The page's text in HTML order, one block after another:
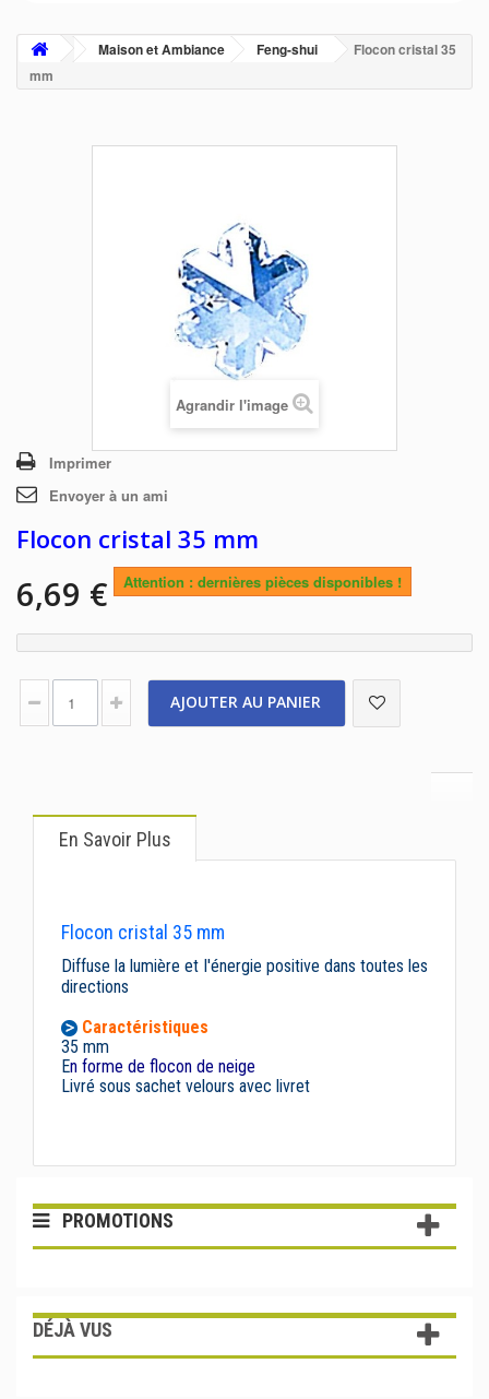
Maison et Ambiance Feng-shui
Flocon cristal 35
mm
Agrandir l'image
Imprimer
Envoyer à un ami
Flocon cristal 35 mm
6,69 € Attention : dernières pièces disponibles !
AJOUTER AU PANIER
En Savoir Plus
Flocon cristal 35 mm
Diffuse la lumière et l'énergie positive dans toutes les
directions
Caractéristiques
35 mm
En forme de flocon de neige
Livré sous sachet velours avec livret
PROMOTIONS
DÉJÀ VUS